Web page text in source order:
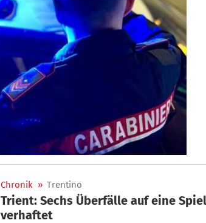
Chronik » Trentino
Trient: Sechs Überfälle auf eine
verhaftet